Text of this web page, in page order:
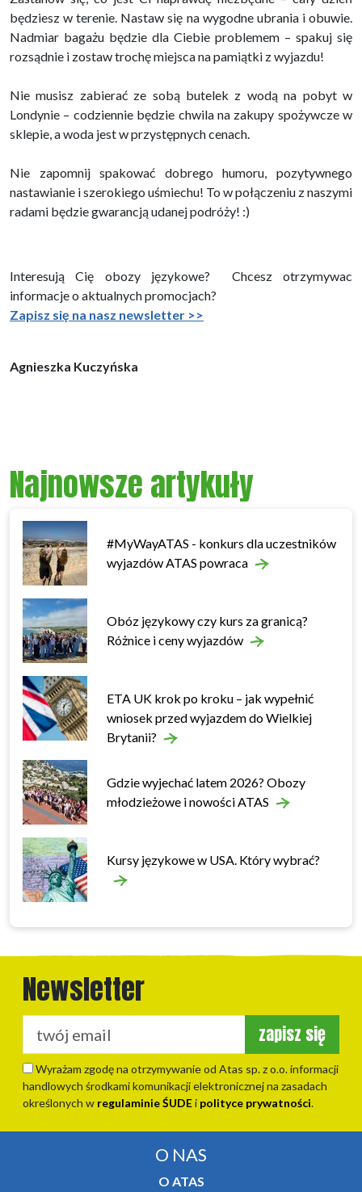
będziesz w terenie. Nastaw się na wygodne ubrania i obuwie.
Nadmiar bagażu będzie dla Ciebie problemem – spakuj się
rozsądnie i zostaw trochę miejsca na pamiątki z wyjazdu!
Nie musisz zabierać ze sobą butelek z wodą na pobyt w
Londynie – codziennie będzie chwila na zakupy spożywcze w
sklepie, a woda jest w przystępnych cenach.
Nie zapomnij spakować dobrego humoru, pozytywnego
nastawianie i szerokiego uśmiechu! To w połączeniu z naszymi
radami będzie gwarancją udanej podróży! :)
Interesują Cię obozy językowe? Chcesz otrzymywac
informacje o aktualnych promocjach?
Zapisz się na nasz newsletter >>
Agnieszka Kuczyńska
Najnowsze artykuły
#MyWayATAS - konkurs dla uczestników
wyjazdów ATAS powraca
Obóz językowy czy kurs za granicą?
Różnice i ceny wyjazdów
ETA UK krok po kroku – jak wypełnić
wniosek przed wyjazdem do Wielkiej
Brytanii?
Gdzie wyjechać latem 2026? Obozy
młodzieżowe i nowości ATAS
Kursy językowe w USA. Który wybrać?
Newsletter
zapisz się
Wyrażam zgodę na otrzymywanie od Atas sp. z o.o. informacji
handlowych środkami komunikacji elektronicznej na zasadach
określonych w regulaminie ŚUDEi polityce prywatności.
O NAS
O ATAS